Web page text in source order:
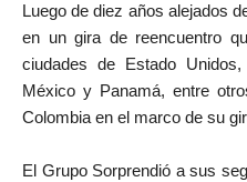
Luego de diez años alejados
en un gira de reencuentro
ciudades de Estado
México y Panamá, entre
Colombia en el marco de su
El Grupo Sorprendió a sus